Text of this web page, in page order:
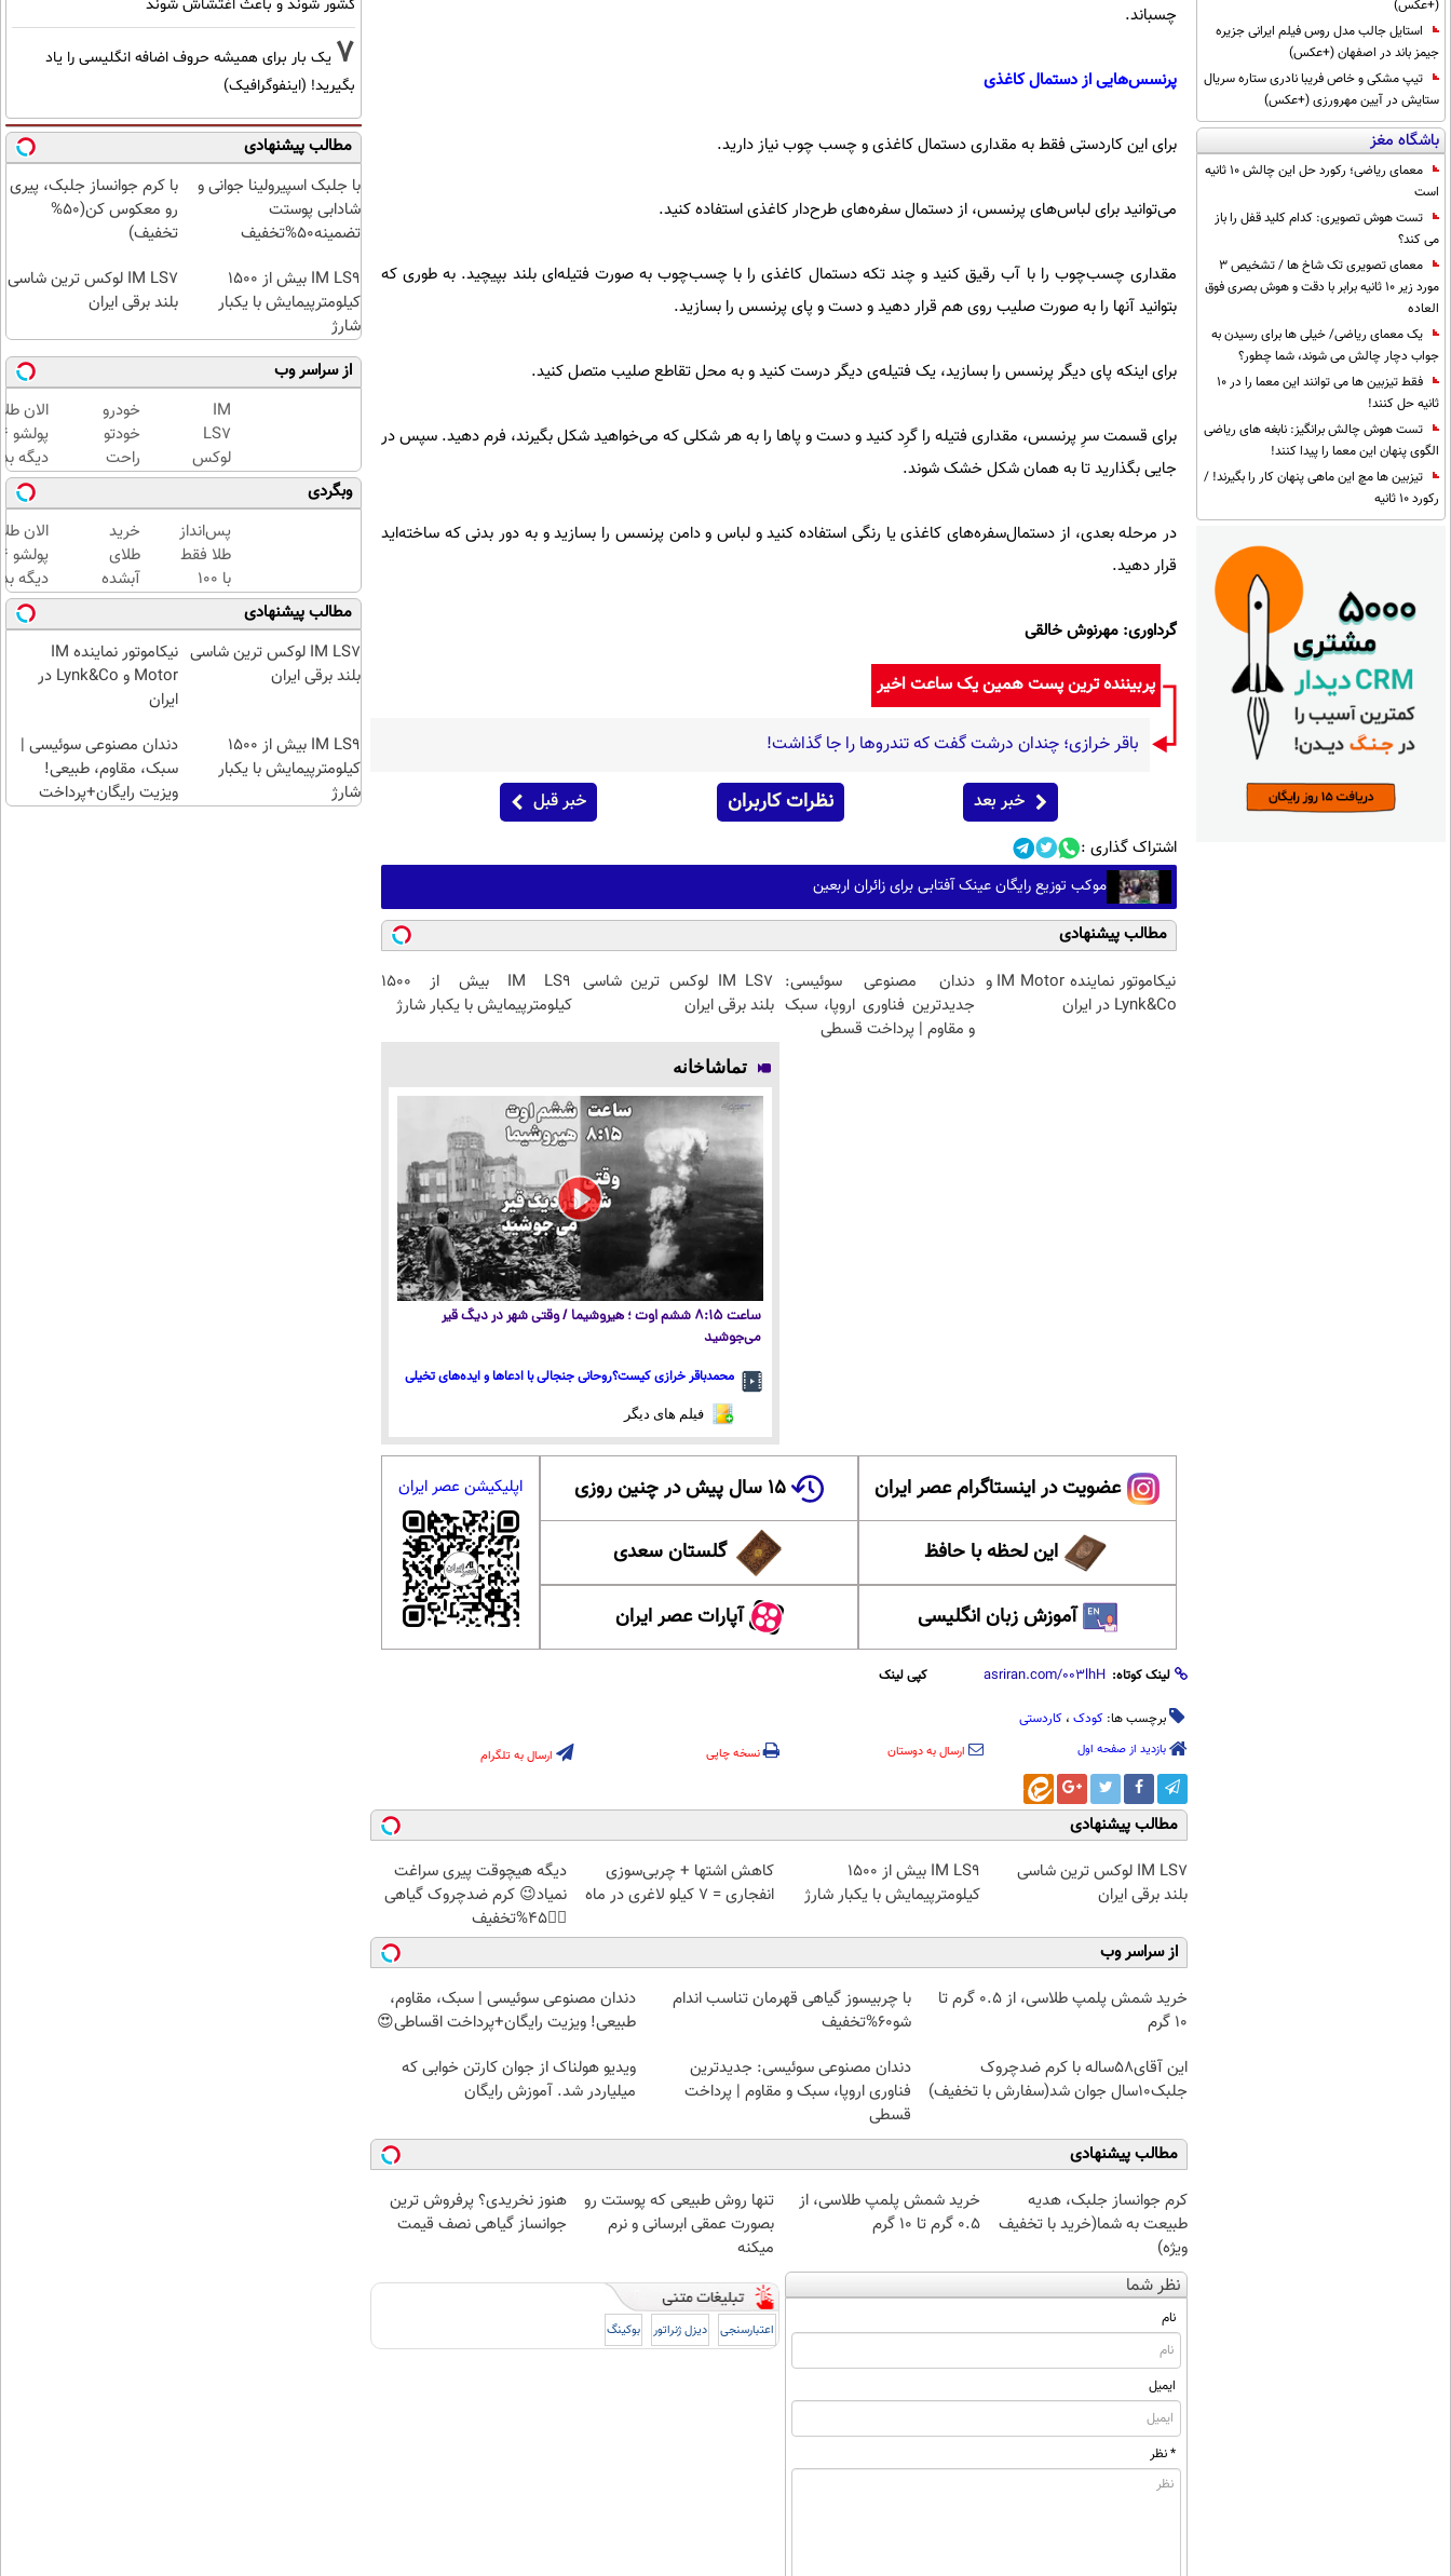
(+عکس)
استایل جالب مدل روس فیلم ایرانی جزیره
جیمز باند در اصفهان (+عکس)
تیپ مشکی و خاص فریبا نادری ستاره سریال
ستایش در آیین مهرورزی (+عکس)
باشگاه مغز
معمای ریاضی؛ رکورد حل این چالش 10 ثانیه
است
تست هوش تصویری: کدام کلید قفل را باز
می کند؟
معمای تصویری تک شاخ ها / تشخیص 3
مورد زیر 10 ثانیه برابر با دقت و هوش بصری فوق
العاده
یک معمای ریاضی/ خیلی ها برای رسیدن به
جواب دچار چالش می شوند، شما چطور؟
فقط تیزبین ها می توانند این معما را در 10
ثانیه حل کنند!
تست هوش چالش برانگیز: نابغه های ریاضی
الگوی پنهان این معما را پیدا کنند!
تیزبین ها مچ این ماهی پنهان کار را بگیرند! /
رکورد 10 ثانیه
چسباند.
پرنسس‌هایی از دستمال کاغذی
برای این کاردستی فقط به مقداری دستمال کاغذی و چسب چوب نیاز دارید.
می‌توانید برای لباس‌های پرنسس، از دستمال‌ سفره‌های طرح‌دار کاغذی استفاده کنید.
مقداری چسب‌چوب را با آب رقیق کنید و چند تکه دستمال کاغذی را با چسب‌چوب به صورت فتیله‌ای بلند بپیچید. به طوری که
بتوانید آنها را به صورت صلیب روی هم قرار دهید و دست و پای پرنسس را بسازید.
برای اینکه پای دیگر پرنسس را بسازید، یک فتیله‌ی دیگر درست کنید و به محل تقاطع صلیب متصل کنید.
برای قسمت سرِ پرنسس، مقداری فتیله را گرِد کنید و دست و پاها را به هر شکلی که می‌خواهید شکل بگیرند، فرم دهید. سپس در
جایی بگذارید تا به همان شکل خشک شوند.
در مرحله بعدی، از دستمال‌سفره‌های کاغذی یا رنگی استفاده کنید و لباس و دامن پرنسس را بسازید و به دور بدنی که ساخته‌اید
قرار دهید.
گرداوری: مهرنوش خالقی
پربیننده ترین پست همین یک ساعت اخیر
باقر خرازی؛ چندان درشت گفت که تندروها را جا گذاشت!
خبر بعد نظرات کاربران خبر قبل
اشتراک گذاری :
موکب توزیع رایگان عینک آفتابی برای زائران اربعین
مطالب پیشنهادی
نیکاموتور نماینده IM Motor و
Lynk&Co در ایران
دندان مصنوعی سوئیسی:
جدیدترین فناوری اروپا، سبک
و مقاوم | پرداخت قسطی
IM LS7 لوکس ترین شاسی
بلند برقی ایران
IM LS9 بیش از 1500
کیلومترپیمایش با یکبار شارژ
تماشاخانه
ساعت ۸:۱۵ ششم اوت ؛ هیروشیما / وقتی شهر در دیگ قیر
می‌جوشید
محمدباقر خرازی کیست؟روحانی جنجالی با ادعاها و ایده‌های تخیلی
فیلم های دیگر
عضویت در اینستاگرام عصر ایران ۱۵ سال پیش در چنین روزی
این لحظه با حافظ گلستان سعدی
آموزش زبان انگلیسی آپارات عصر ایران
اپلیکیشن عصر ایران
لینک کوتاه: کپی لینک
برچسب ها: کودک ، کاردستی
بازدید از صفحه اول ارسال به دوستان نسخه چاپی ارسال به تلگرام
مطالب پیشنهادی
IM LS7 لوکس ترین شاسی
بلند برقی ایران
IM LS9 بیش از 1500
کیلومترپیمایش با یکبار شارژ
کاهش اشتها + چربی‌سوزی
انفجاری = ۷ کیلو لاغری در ماه
دیگه هیچوقت پیری سراغت
نمیاد😉 کرم ضدچروک گیاهی
👈🏻45%تخفیف
از سراسر وب
خرید شمش پلمپ طلاسی، از ۰.۵ گرم تا
۱۰ گرم
با چربیسوز گیاهی قهرمان تناسب اندام
شو60%تخفیف
دندان مصنوعی سوئیسی | سبک، مقاوم،
طبیعی! ویزیت رایگان+پرداخت اقساطی😍
این آقای58ساله با کرم ضدچروک
جلبک10سال جوان شد(سفارش با تخفیف)
دندان مصنوعی سوئیسی: جدیدترین
فناوری اروپا، سبک و مقاوم | پرداخت
قسطی
ویدیو هولناک از جوان کارتن خوابی که
میلیاردر شد. آموزش رایگان
مطالب پیشنهادی
کرم جوانساز جلبک، هدیه
طبیعت به شما(خرید با تخفیف
ویژه)
خرید شمش پلمپ طلاسی، از
۰.۵ گرم تا ۱۰ گرم
تنها روش طبیعی که پوستت رو
بصورت عمقی ابرسانی و نرم
میکنه
هنوز نخریدی؟ پرفروش ترین
جوانساز گیاهی نصف قیمت
نظر شما
نام
ایمیل
* نظر
اعتبارسنجی دیزل ژنراتور بوکینگ
کشور شوند و باعث اغتشاش شوند
7 یک بار برای همیشه حروف اضافه انگلیسی را یاد
بگیرید! (اینفوگرافیک)
مطالب پیشنهادی
با جلبک اسپیرولینا جوانی و
شادابی پوستت
تضمینه50%تخفیف
با کرم جوانساز جلبک، پیری
رو معکوس کن(50%
تخفیف)
IM LS9 بیش از 1500
کیلومترپیمایش با یکبار
شارژ
IM LS7 لوکس ترین شاسی
بلند برقی ایران
از سراسر وب
IM
LS7
لوکس
ترین
شاسی
بلند
برقی
ایران
خودرو
خودتو
راحت
و سریع
بفروش
الان
دیگه
طلا با
بی‌بهره
وبگردی
پس‌انداز
طلا فقط
با ۱۰۰
هزارتومان
(امن و
راحت)
خرید
طلای
آبشده
حتی با
۱۰۰هزارتومان
الان
دیگه
طلا با
مطالب پیشنهادی
IM LS7 لوکس ترین شاسی
بلند برقی ایران
نیکاموتور نماینده IM
Motor و Lynk&Co در
ایران
IM LS9 بیش از 1500
کیلومترپیمایش با یکبار
شارژ
دندان مصنوعی سوئیسی |
سبک، مقاوم، طبیعی!
ویزیت رایگان+پرداخت